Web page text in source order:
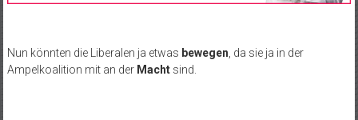
Nun könnten die Liberalen ja etwas bewegen , da sie ja in der
Ampelkoalition mit an der Machtsind.